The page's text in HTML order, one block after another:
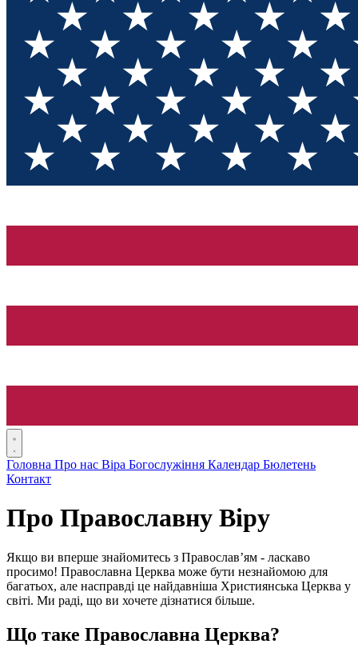
Головна Про нас Віра Богослужіння Календар Бюлетень
Контакт
Про Православну Віру
Якщо ви вперше знайомитесь з Православ’ям - ласкаво
просимо! Православна Церква може бути незнайомою для
багатьох, але насправді це найдавніша Християнська Церква у
світі. Ми раді, що ви хочете дізнатися більше.
Що таке Православна Церква?